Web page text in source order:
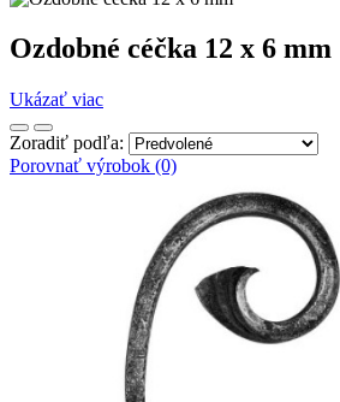
Ozdobné céčka 12 x 6 mm
Ukázať viac
Zoradiť podľa:
Porovnať výrobok (0)